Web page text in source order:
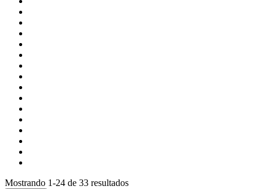
Mostrando 1-24 de 33 resultados